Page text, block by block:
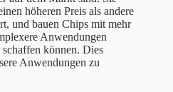
höheren Preis als andere
und bauen Chips mit mehr
Anwendungen
können. Dies
Anwendungen zu